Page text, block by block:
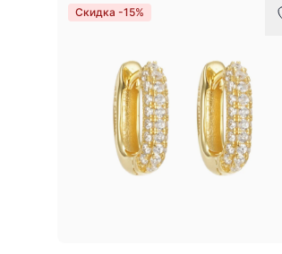
Скидка -15%